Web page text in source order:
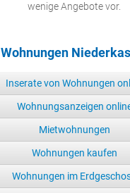
wenige Angebote vor.
Wohnungen
Inserate von Wohnungen
Wohnungsanzeigen
Mietwohnungen
Wohnungen kaufen
Wohnungen im